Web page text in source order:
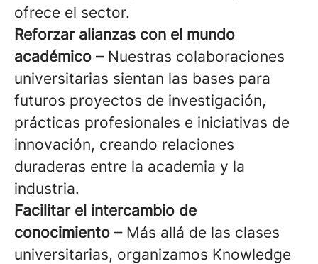
ofrece el sector.
Reforzar alianzas con el mundo
académico –Nuestras colaboraciones
universitarias sientan las bases para
futuros proyectos de investigación,
prácticas profesionales e iniciativas de
innovación, creando relaciones
duraderas entre la academia y la
industria.
Facilitar el intercambio de
conocimiento – Más allá de las clases
universitarias, organizamos Knowledge